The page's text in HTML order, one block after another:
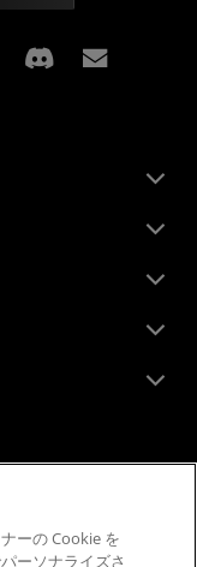
Facebook
ーの Cookie を
ーソナライズさ